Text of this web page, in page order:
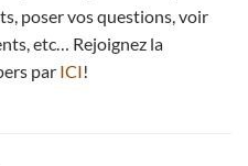
poser vos questions, voir
etc… Rejoignez la
par ICI!